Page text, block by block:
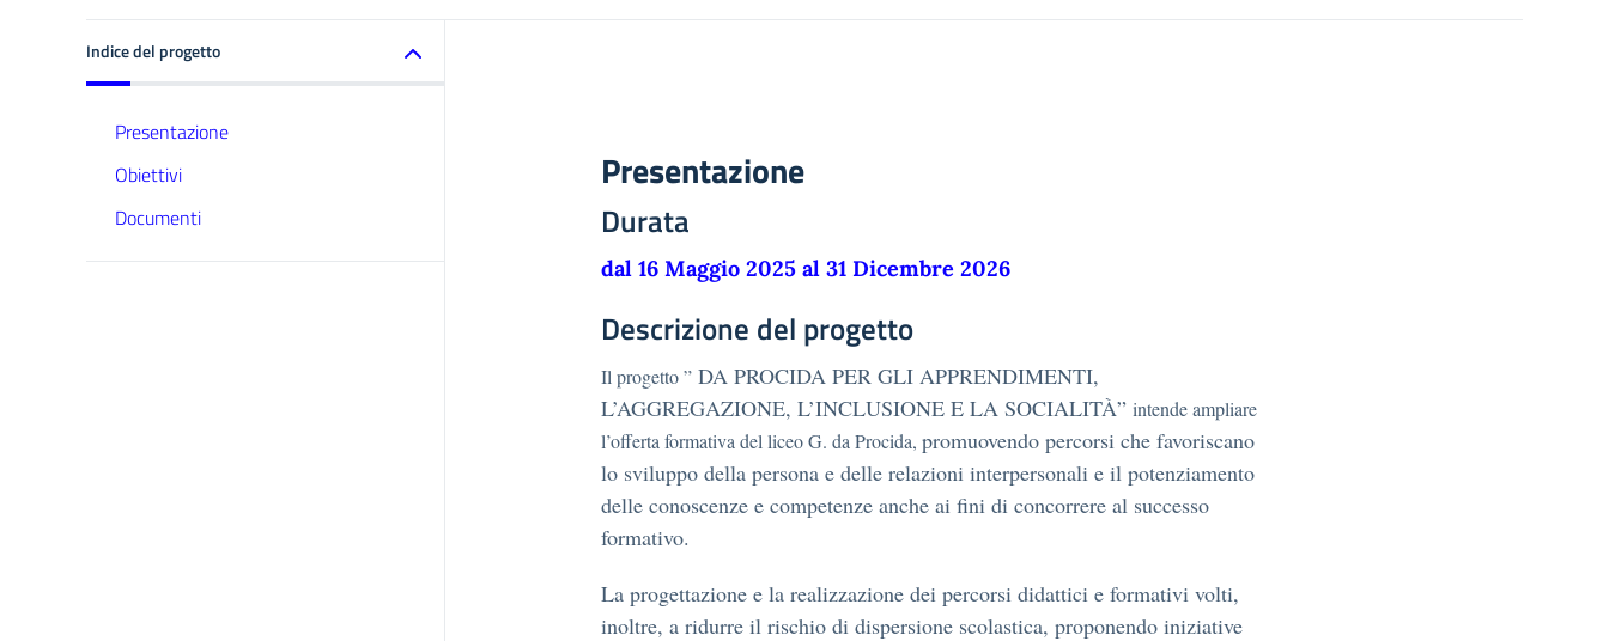
Indice del progetto
Presentazione
Obiettivi
Documenti
Presentazione
Durata
dal 16 Maggio 2025 al 31 Dicembre 2026
Descrizione del progetto
Il progetto ” DA PROCIDA PER GLI APPRENDIMENTI,
L’AGGREGAZIONE, L’INCLUSIONE E LA SOCIALITÀ” intende ampliare
l’offerta formativa del liceo G. da Procida, promuovendo percorsi che favoriscano
lo sviluppo della persona e delle relazioni interpersonali e il potenziamento
delle conoscenze e competenze anche ai fini di concorrere al successo
formativo.
La progettazione e la realizzazione dei percorsi didattici e formativi volti,
inoltre, a ridurre il rischio di dispersione scolastica, proponendo iniziative